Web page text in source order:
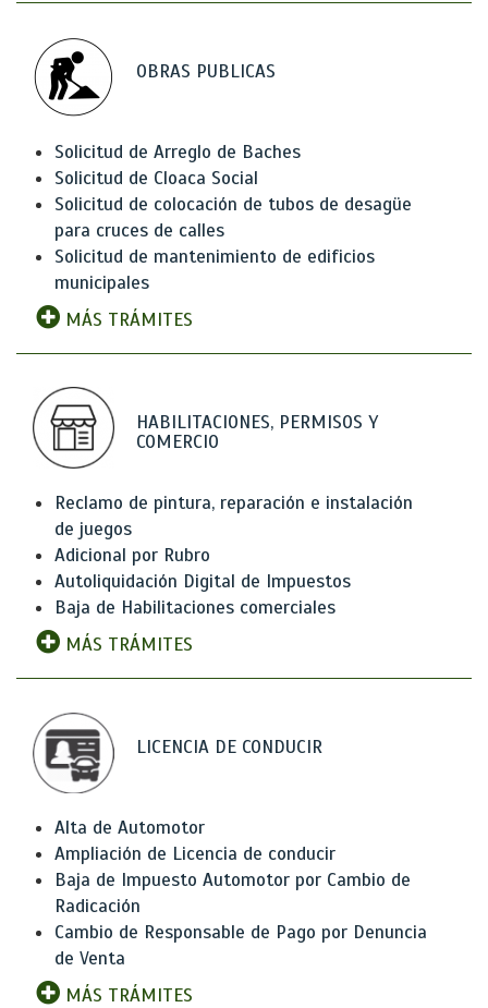
OBRAS PUBLICAS
Solicitud de Arreglo de Baches
Solicitud de Cloaca Social
Solicitud de colocación de tubos de desagüe
para cruces de calles
Solicitud de mantenimiento de edificios
municipales
MÁS TRÁMITES
HABILITACIONES, PERMISOS Y
COMERCIO
Reclamo de pintura, reparación e instalación
de juegos
Adicional por Rubro
Autoliquidación Digital de Impuestos
Baja de Habilitaciones comerciales
MÁS TRÁMITES
LICENCIA DE CONDUCIR
Alta de Automotor
Ampliación de Licencia de conducir
Baja de Impuesto Automotor por Cambio de
Radicación
Cambio de Responsable de Pago por Denuncia
de Venta
MÁS TRÁMITES